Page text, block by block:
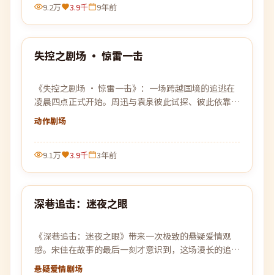
9.2万 3.9千 9年前
热门
93:33
失控之剧场 · 惊雷一击
《失控之剧场 · 惊雷一击》：一场跨越国境的追逃在
凌晨四点正式开始。周迅与袁泉彼此试探、彼此依靠，
在没有退路的旅程上各自交出底牌。
动作剧场
9.1万 3.9千 3年前
热门
99:25
深巷追击：迷夜之眼
《深巷追击：迷夜之眼》带来一次极致的悬疑爱情观
感。宋佳在故事的最后一刻才意识到，这场漫长的追
逐，原本就是为自己设下的一个局。
悬疑爱情剧场